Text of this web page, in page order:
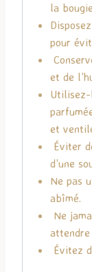
la
pour
et de
Utilisez-
et
Éviter
d’une
Ne pas
abîmé.
Ne
Évitez